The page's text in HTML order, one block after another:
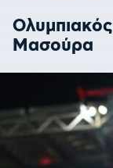
Μασούρα